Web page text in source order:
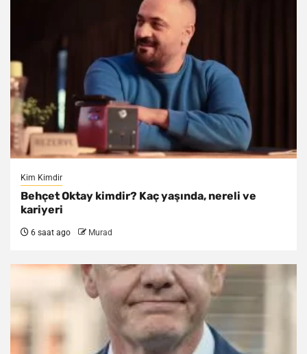
Kim Kimdir
Behçet Oktay kimdir? Kaç yaşında, nereli ve
kariyeri
6 saat ago Murad